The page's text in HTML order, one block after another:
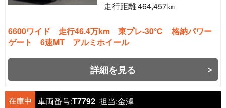
走行距離464,457㎞
6600ワイド 走行46.4万km 東プレ-30℃ 格納パワー
ゲート 6速MT アルミホイール
詳細を見る
車両番号:T7792 担当:金澤